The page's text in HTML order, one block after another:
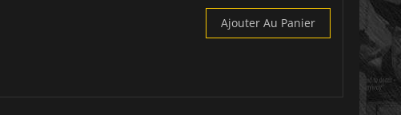
Ajouter Au Panier